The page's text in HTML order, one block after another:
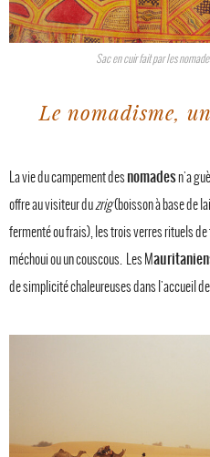
Sac en cuir fait par les
Le nomadisme,
La vie du campement des nomadesn'a
offre au visiteur duzrig(boisson à base de
fermenté ou frais), les trois verres rituels de
méchoui ou un couscous. Les M
de simplicité chaleureuses dans l'accueil